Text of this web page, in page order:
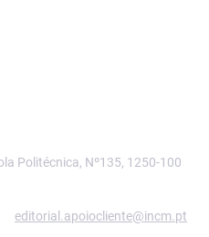
Politécnica, Nº135, 1250-100
editorial.apoiocliente@incm.pt